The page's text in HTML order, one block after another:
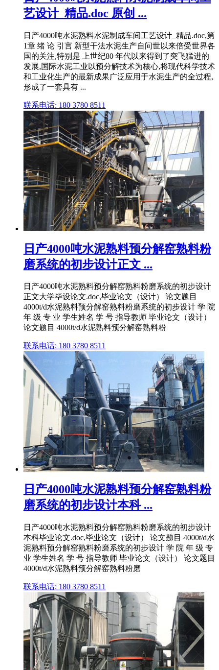
艺设计_精品.doc 原创 ...
日产4000吨水泥熟料水泥制成车间工艺设计_精品.doc,第
1章 绪 论 引言 新型干法水泥生产自问世以来倍受世界各
国的关注,特别是 上世纪80 年代以来得到了突飞猛进的
发展,国际水泥工业以预分解技术为核心,将现代科学技术
和工业化生产的最新成果广泛应用于水泥生产的全过程,
形成了一套具有 ...
联系电话: 180 3780 8511
日产4000吨水泥熟料预分解窑熟料粉
磨系统的初步设计正文 ...
日产4000吨水泥熟料预分解窑熟料粉磨系统的初步设计
正文大学毕设论文.doc,毕业论文（设计） 论文题目
4000t/d水泥熟料预分解窑熟料粉磨系统的初步设计 学 院
年 级 专 业 学生姓名 学 号 指导教师 毕业论文（设计）
论文题目 4000t/d水泥熟料预分解窑熟料粉
联系电话: 180 3780 8511
日产4000吨水泥熟料预分解窑熟料粉
磨系统的初步设计本科 ...
日产4000吨水泥熟料预分解窑熟料粉磨系统的初步设计
本科毕业论文.doc,毕业论文（设计） 论文题目 4000t/d水
泥熟料预分解窑熟料粉磨系统的初步设计 学 院 年 级 专
业 学生姓名 学 号 指导教师 毕业论文（设计） 论文题目
4000t/d水泥熟料预分解窑熟料粉磨
联系电话: 180 3780 8511